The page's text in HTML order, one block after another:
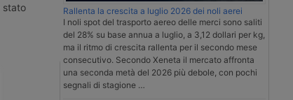
stato
Rallenta la crescita a luglio 2026 dei noli aerei
I noli spot del trasporto aereo delle merci sono saliti
del 28% su base annua a luglio, a 3,12 dollari per kg,
ma il ritmo di crescita rallenta per il secondo mese
consecutivo. Secondo Xeneta il mercato affronta
una seconda metà del 2026 più debole, con pochi
segnali di stagione …